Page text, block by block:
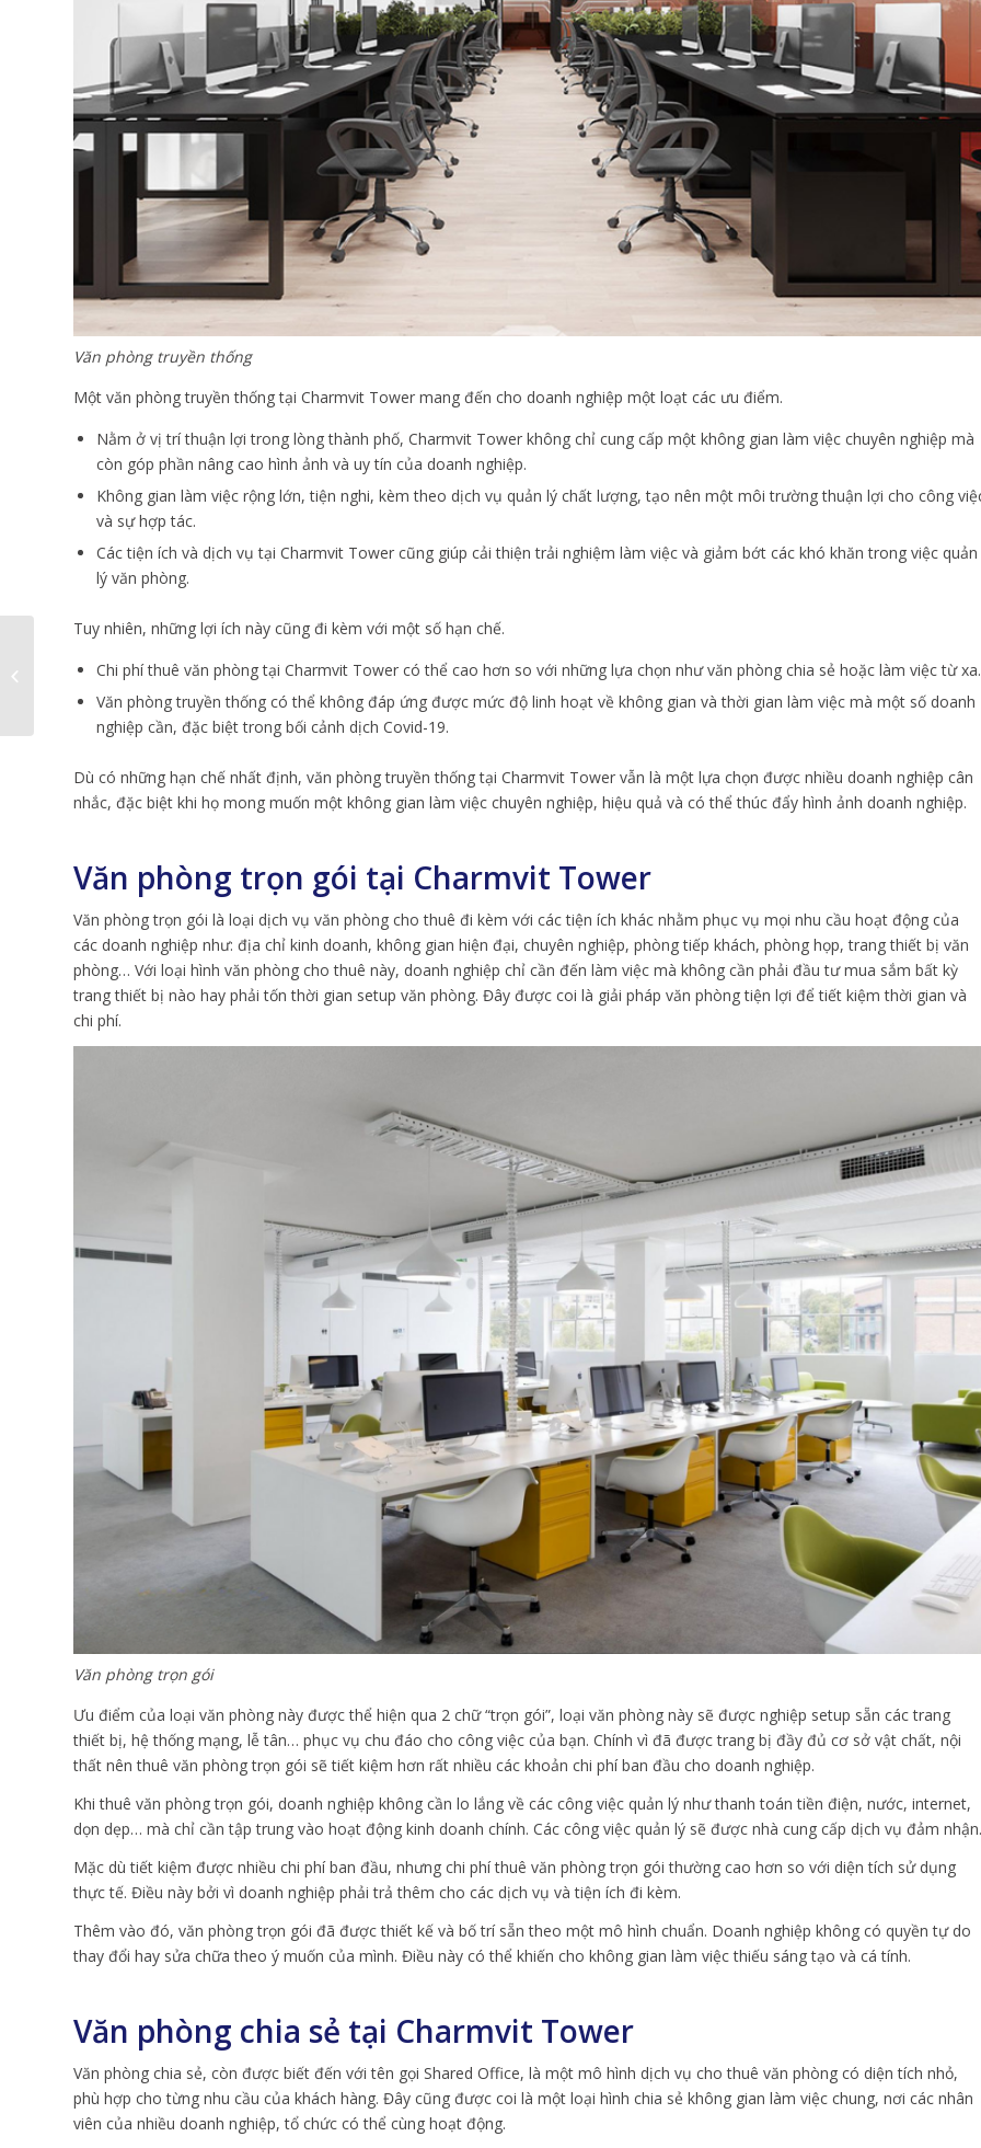
Văn phòng truyền thống
Một văn phòng truyền thống tại Charmvit Tower mang đến cho doanh nghiệp một loạt các ưu điểm.
Nằm ở vị trí thuận lợi trong lòng thành phố, Charmvit Tower không chỉ cung cấp một không gian làm việc chuyên nghiệp mà
còn góp phần nâng cao hình ảnh và uy tín của doanh nghiệp.
Không gian làm việc rộng lớn, tiện nghi, kèm theo dịch vụ quản lý chất lượng, tạo nên một môi trường thuận lợi cho công
và sự hợp tác.
Các tiện ích và dịch vụ tại Charmvit Tower cũng giúp cải thiện trải nghiệm làm việc và giảm bớt các khó khăn trong việc quản
lý văn phòng.
Tuy nhiên, những lợi ích này cũng đi kèm với một số hạn chế.
Chi phí thuê văn phòng tại Charmvit Tower có thể cao hơn so với những lựa chọn như văn phòng chia sẻ hoặc làm việc từ
Văn phòng truyền thống có thể không đáp ứng được mức độ linh hoạt về không gian và thời gian làm việc mà một số doanh
nghiệp cần, đặc biệt trong bối cảnh dịch Covid-19.
Dù có những hạn chế nhất định, văn phòng truyền thống tại Charmvit Tower vẫn là một lựa chọn được nhiều doanh nghiệp cân
nhắc, đặc biệt khi họ mong muốn một không gian làm việc chuyên nghiệp, hiệu quả và có thể thúc đẩy hình ảnh doanh nghiệp.
Văn phòng trọn gói tại Charmvit Tower
Văn phòng trọn gói là loại dịch vụ văn phòng cho thuê đi kèm với các tiện ích khác nhằm phục vụ mọi nhu cầu hoạt động của
các doanh nghiệp như: địa chỉ kinh doanh, không gian hiện đại, chuyên nghiệp, phòng tiếp khách, phòng họp, trang thiết bị văn
phòng… Với loại hình văn phòng cho thuê này, doanh nghiệp chỉ cần đến làm việc mà không cần phải đầu tư mua sắm bất kỳ
trang thiết bị nào hay phải tốn thời gian setup văn phòng. Đây được coi là giải pháp văn phòng tiện lợi để tiết kiệm thời gian và
chi phí.
Văn phòng trọn gói
Ưu điểm của loại văn phòng này được thể hiện qua 2 chữ “trọn gói”, loại văn phòng này sẽ được nghiệp setup sẵn các trang
thiết bị, hệ thống mạng, lễ tân… phục vụ chu đáo cho công việc của bạn. Chính vì đã được trang bị đầy đủ cơ sở vật chất, nội
thất nên thuê văn phòng trọn gói sẽ tiết kiệm hơn rất nhiều các khoản chi phí ban đầu cho doanh nghiệp.
Khi thuê văn phòng trọn gói, doanh nghiệp không cần lo lắng về các công việc quản lý như thanh toán tiền điện, nước, internet,
dọn dẹp… mà chỉ cần tập trung vào hoạt động kinh doanh chính. Các công việc quản lý sẽ được nhà cung cấp dịch vụ đảm nhận.
Mặc dù tiết kiệm được nhiều chi phí ban đầu, nhưng chi phí thuê văn phòng trọn gói thường cao hơn so với diện tích sử dụng
thực tế. Điều này bởi vì doanh nghiệp phải trả thêm cho các dịch vụ và tiện ích đi kèm.
Thêm vào đó, văn phòng trọn gói đã được thiết kế và bố trí sẵn theo một mô hình chuẩn. Doanh nghiệp không có quyền tự do
thay đổi hay sửa chữa theo ý muốn của mình. Điều này có thể khiến cho không gian làm việc thiếu sáng tạo và cá tính.
Văn phòng chia sẻ tại Charmvit Tower
Văn phòng chia sẻ, còn được biết đến với tên gọi Shared Office, là một mô hình dịch vụ cho thuê văn phòng có diện tích nhỏ,
phù hợp cho từng nhu cầu của khách hàng. Đây cũng được coi là một loại hình chia sẻ không gian làm việc chung, nơi các nhân
viên của nhiều doanh nghiệp, tổ chức có thể cùng hoạt động.
gian văn phòng cao
cấp cho doanh nghiệp